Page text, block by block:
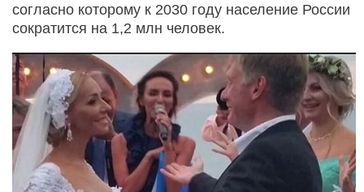
согласно которому к 2030 году население России
сократится на 1,2 млн человек.